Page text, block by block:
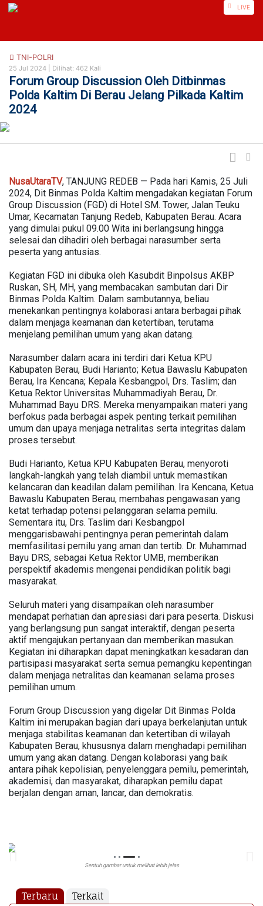
https://nusautaratv.com/ LIVE
TNI-POLRI
25 Jul 2024 | Dilihat: 462 Kali
Forum Group Discussion Oleh Ditbinmas
Polda Kaltim Di Berau Jelang Pilkada Kaltim
2024
NusaUtaraTV, TANJUNG REDEB — Pada hari Kamis, 25 Juli
2024, Dit Binmas Polda Kaltim mengadakan kegiatan Forum
Group Discussion (FGD) di Hotel SM. Tower, Jalan Teuku
Umar, Kecamatan Tanjung Redeb, Kabupaten Berau. Acara
yang dimulai pukul 09.00 Wita ini berlangsung hingga
selesai dan dihadiri oleh berbagai narasumber serta
peserta yang antusias.
Kegiatan FGD ini dibuka oleh Kasubdit Binpolsus AKBP
Ruskan, SH, MH, yang membacakan sambutan dari Dir
Binmas Polda Kaltim. Dalam sambutannya, beliau
menekankan pentingnya kolaborasi antara berbagai pihak
dalam menjaga keamanan dan ketertiban, terutama
menjelang pemilihan umum yang akan datang.
Narasumber dalam acara ini terdiri dari Ketua KPU
Kabupaten Berau, Budi Harianto; Ketua Bawaslu Kabupaten
Berau, Ira Kencana; Kepala Kesbangpol, Drs. Taslim; dan
Ketua Rektor Universitas Muhammadiyah Berau, Dr.
Muhammad Bayu DRS. Mereka menyampaikan materi yang
berfokus pada berbagai aspek penting terkait pemilihan
umum dan upaya menjaga netralitas serta integritas dalam
proses tersebut.
Budi Harianto, Ketua KPU Kabupaten Berau, menyoroti
langkah-langkah yang telah diambil untuk memastikan
kelancaran dan keadilan dalam pemilihan. Ira Kencana, Ketua
Bawaslu Kabupaten Berau, membahas pengawasan yang
ketat terhadap potensi pelanggaran selama pemilu.
Sementara itu, Drs. Taslim dari Kesbangpol
menggarisbawahi pentingnya peran pemerintah dalam
memfasilitasi pemilu yang aman dan tertib. Dr. Muhammad
Bayu DRS, sebagai Ketua Rektor UMB, memberikan
perspektif akademis mengenai pendidikan politik bagi
masyarakat.
Seluruh materi yang disampaikan oleh narasumber
mendapat perhatian dan apresiasi dari para peserta. Diskusi
yang berlangsung pun sangat interaktif, dengan peserta
aktif mengajukan pertanyaan dan memberikan masukan.
Kegiatan ini diharapkan dapat meningkatkan kesadaran dan
partisipasi masyarakat serta semua pemangku kepentingan
dalam menjaga netralitas dan keamanan selama proses
pemilihan umum.
Forum Group Discussion yang digelar Dit Binmas Polda
Kaltim ini merupakan bagian dari upaya berkelanjutan untuk
menjaga stabilitas keamanan dan ketertiban di wilayah
Kabupaten Berau, khususnya dalam menghadapi pemilihan
umum yang akan datang. Dengan kolaborasi yang baik
antara pihak kepolisian, penyelenggara pemilu, pemerintah,
akademisi, dan masyarakat, diharapkan pemilu dapat
berjalan dengan aman, lancar, dan demokratis.
Sentuh gambar untuk melihat lebih jelas
Terbaru Terkait